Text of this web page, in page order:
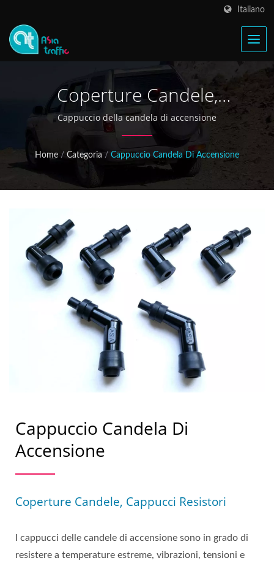
Italiano
Coperture Candele,
Cappucci Resistori
Cappuccio della candela di accensione
Home / Categoria / Cappuccio Candela Di Accensione
Cappuccio Candela Di
Accensione
Coperture Candele, Cappucci Resistori
I cappucci delle candele di accensione sono in grado di
resistere a temperature estreme, vibrazioni, tensioni e